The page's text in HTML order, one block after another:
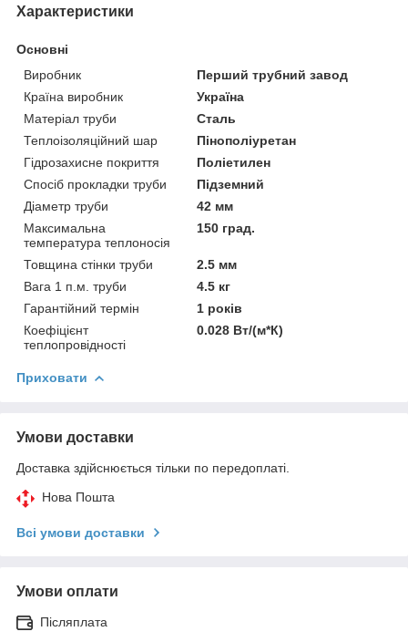
Характеристики
Основні
Виробник
Перший трубний завод
Країна виробник
Україна
Матеріал труби
Сталь
Теплоізоляційний шар
Пінополіуретан
Гідрозахисне покриття
Поліетилен
Спосіб прокладки труби
Підземний
Діаметр труби
42 мм
Максимальна
температура теплоносія
150 град.
Товщина стінки труби
2.5 мм
Вага 1 п.м. труби
4.5 кг
Гарантійний термін
1 років
Коефіцієнт
теплопровідності
0.028 Вт/(м*К)
Приховати
Умови доставки
Доставка здійснюється тільки по передоплаті.
Нова Пошта
Всі умови доставки
Умови оплати
Післяплата